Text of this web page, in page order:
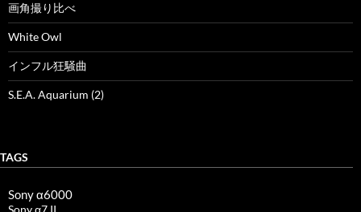
画角撮り比べ
White Owl
インフル狂騒曲
S.E.A. Aquarium (2)
TAGS
Sony α6000
Sony α7 II